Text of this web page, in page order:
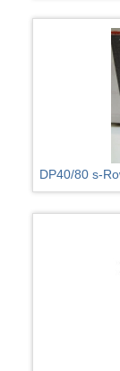
DP40/80 s-